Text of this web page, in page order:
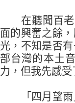
在聽聞百
面的興奮之餘
光，不知是否
部台灣的本土
力，但我先感
「四月望